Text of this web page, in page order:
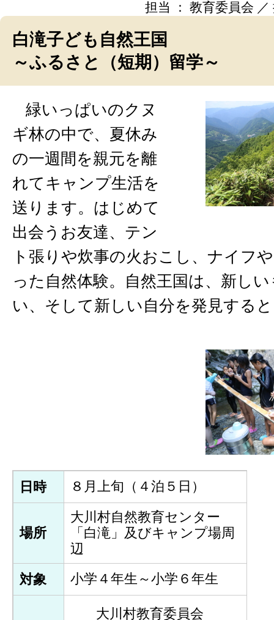
担当 ： 教育委員会 ／
白滝子ども自然王国
～ふるさと（短期）留学～
緑いっぱいのクヌ
ギ林の中で、夏休み
の一週間を親元を離
れてキャンプ生活を
送ります。はじめて
出会うお友達、テン
ト張りや炊事の火おこし、ナイフ
った自然体験。自然王国は、新し
い、そして新しい自分を発見する
日時 ８月上旬（４泊５日）
場所
大川村自然教育センター
「白滝」及びキャンプ場周
辺
対象
小学４年生～小学６年生
大川村教育委員会